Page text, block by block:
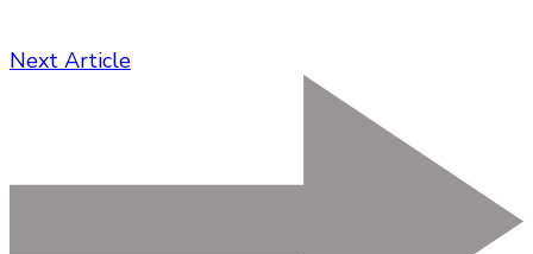
Next Article